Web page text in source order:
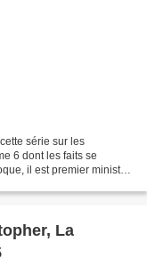
série sur les
6 dont les faits se
il est premier ministre
La